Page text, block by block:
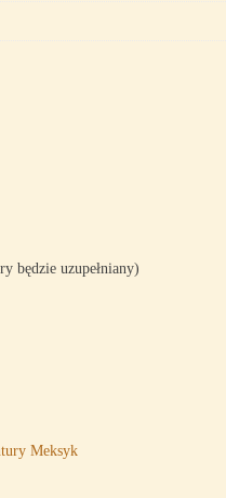
będzie uzupełniany)
Meksyk